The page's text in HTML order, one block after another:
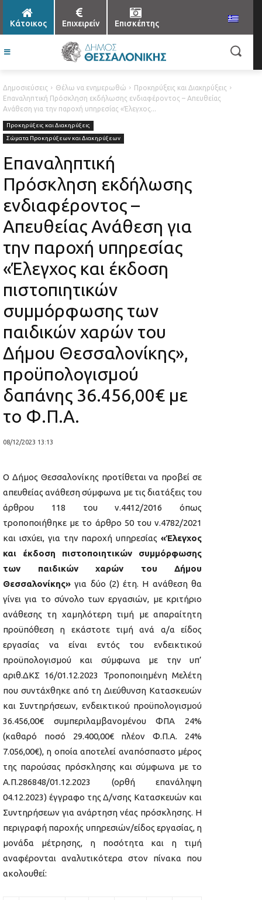
Κάτοικος Επιχειρείν Επισκέπτης
Δημοσιεύσεις Θέλω να ενημερωθώ
Προκηρύξεις και Διακηρύξεις
Επαναληπτική Πρόσκληση εκδήλωσης ενδιαφέροντος – Απευθείας
Ανάθεση για την παροχή υπηρεσίας «Έλεγχος...
Προκηρύξεις και Διακηρύξεις
Σώματα Προκηρύξεων και Διακηρύξεων
Επαναληπτική
Πρόσκληση εκδήλωσης
ενδιαφέροντος –
Απευθείας Ανάθεση για
την παροχή υπηρεσίας
«Έλεγχος και έκδοση
πιστοπιητικών
συμμόρφωσης των
παιδικών χαρών του
Δήμου Θεσσαλονίκης»,
προϋπολογισμού
δαπάνης 36.456,00€ με
το Φ.Π.Α.
08/12/2023 13:13
Ο Δήμος Θεσσαλονίκης προτίθεται να προβεί σε
απευθείας ανάθεση σύμφωνα με τις διατάξεις του
άρθρου 118 του ν.4412/2016 όπως
τροποποιήθηκε με το άρθρο 50 του ν.4782/2021
και ισχύει, για την παροχή υπηρεσίας «Έλεγχος
και έκδοση πιστοποιητικών συμμόρφωσης
των παιδικών χαρών του Δήμου
Θεσσαλονίκης» για δύο (2) έτη. Η ανάθεση θα
γίνει για το σύνολο των εργασιών, με κριτήριο
ανάθεσης τη χαμηλότερη τιμή με απαραίτητη
προϋπόθεση η εκάστοτε τιμή ανά α/α είδος
εργασίας να είναι εντός του ενδεικτικού
προϋπολογισμού και σύμφωνα με την υπ’
αριθ.ΔΚΣ 16/01.12.2023 Τροποποιημένη Μελέτη
που συντάχθηκε από τη Διεύθυνση Κατασκευών
και Συντηρήσεων, ενδεικτικού προϋπολογισμού
36.456,00€ συμπεριλαμβανομένου ΦΠΑ 24%
(καθαρό ποσό 29.400,00€ πλέον Φ.Π.Α. 24%
7.056,00€), η οποία αποτελεί αναπόσπαστο μέρος
της παρούσας πρόσκλησης και σύμφωνα με το
Α.Π.286848/01.12.2023 (ορθή επανάληψη
04.12.2023) έγγραφο της Δ/νσης Κατασκευών και
Συντηρήσεων για ανάρτηση νέας πρόσκλησης. Η
περιγραφή παροχής υπηρεσιών/είδος εργασίας, η
μονάδα μέτρησης, η ποσότητα και η τιμή
αναφέρονται αναλυτικότερα στον πίνακα που
ακολουθεί: